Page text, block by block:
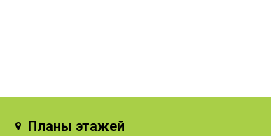
Планы этажей